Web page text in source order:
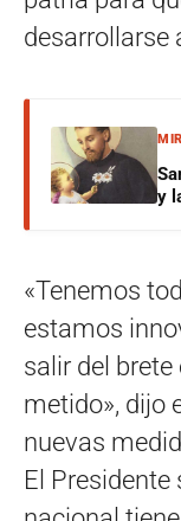
desarrollarse
y
«Tenemos
estamos
salir del
metido», dijo
nuevas
El Presidente